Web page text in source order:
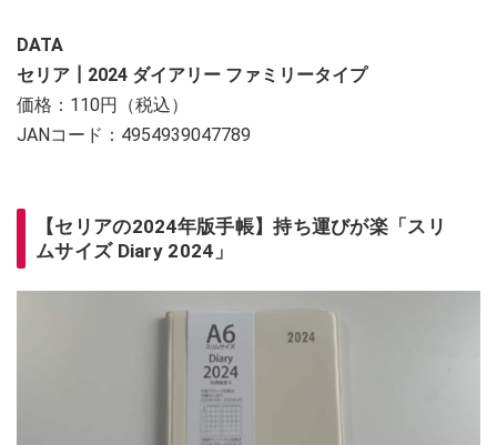
DATA
セリア┃2024 ダイアリー ファミリータイプ
価格：110円（税込）
JANコード：4954939047789
【セリアの2024年版手帳】持ち運びが楽「スリ
ムサイズ Diary 2024」